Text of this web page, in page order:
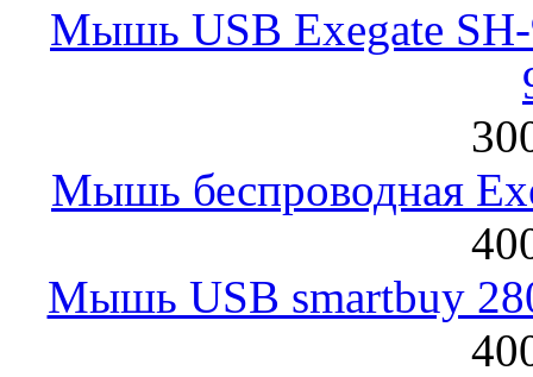
Мышь USB Exegate
Мышь беспроводная
Мышь USB smartbuy